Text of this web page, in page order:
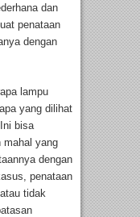
dan
penataan
dengan
lampu
yang dilihat
bisa
mahal yang
dengan
penataan
tidak